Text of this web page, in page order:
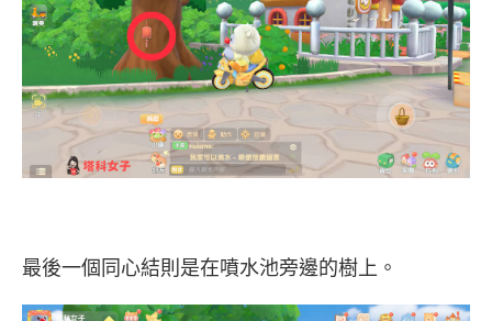
最後一個同心結則是在噴水池旁邊的樹上。